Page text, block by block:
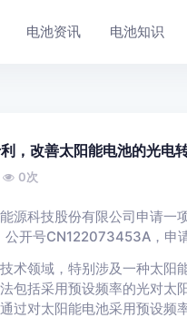
电池资讯 电池知识
，改善太阳能电池的光电
0次
源科技股份有限公司申请一
开号CN122073453A，申
术领域，特别涉及一种太阳
包括采用预设频率的光对太
过对太阳能电池采用预设频